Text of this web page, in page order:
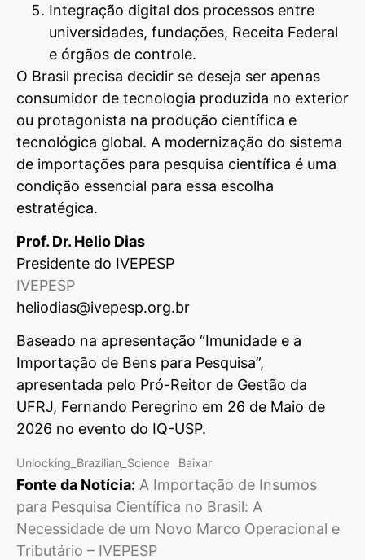
Integração digital dos processos entre
universidades, fundações, Receita Federal
e órgãos de controle.
O Brasil precisa decidir se deseja ser apenas
consumidor de tecnologia produzida no exterior
ou protagonista na produção científica e
tecnológica global. A modernização do sistema
de importações para pesquisa científica é uma
condição essencial para essa escolha
estratégica.
Prof. Dr. Helio Dias
Presidente do IVEPESP
IVEPESP
heliodias@ivepesp.org.br
Baseado na apresentação “Imunidade e a
Importação de Bens para Pesquisa”,
apresentada pelo Pró-Reitor de Gestão da
UFRJ, Fernando Peregrino em 26 de Maio de
2026 no evento do IQ-USP.
Unlocking_Brazilian_Science Baixar
Fonte da Notícia: A Importação de Insumos
para Pesquisa Científica no Brasil: A
Necessidade de um Novo Marco Operacional e
Tributário – IVEPESP